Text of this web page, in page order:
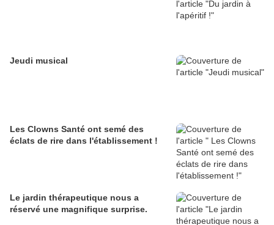
Jeudi musical
Les Clowns Santé ont semé des
éclats de rire dans l'établissement !
Le jardin thérapeutique nous a
réservé une magnifique surprise.